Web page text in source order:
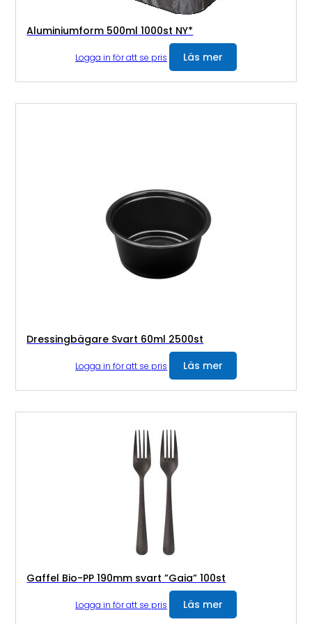
Aluminiumform 500ml 1000st NY*
Logga in för att se pris Läs mer
Dressingbägare Svart 60ml 2500st
Logga in för att se pris Läs mer
Gaffel Bio-PP 190mm svart ”Gaia” 100st
Logga in för att se pris Läs mer